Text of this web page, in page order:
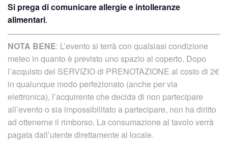
Si prega di comunicare allergie e intolleranze
alimentari.
NOTA BENE: L’evento si terrà con qualsiasi condizione
meteo in quanto è previsto uno spazio al coperto. Dopo
l’acquisto del SERVIZIO di PRENOTAZIONE al costo di 2€
in qualunque modo perfezionato (anche per via
elettronica), l’acquirente che decida di non partecipare
all’evento o sia impossibilitato a partecipare, non ha diritto
ad ottenerne il rimborso. La consumazione al tavolo verrà
pagata dall’utente direttamente al locale.